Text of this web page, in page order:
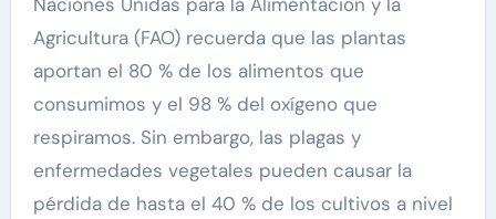
Agricultura (FAO) recuerda que las plantas
aportan el 80 % de los alimentos que
consumimos y el 98 % del oxígeno que
respiramos. Sin embargo, las plagas y
enfermedades vegetales pueden causar la
pérdida de hasta el 40 % de los cultivos a nivel